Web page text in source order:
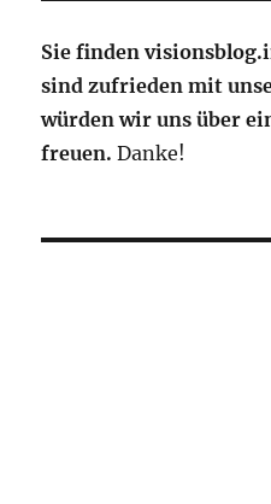
Sie finden
sind zufrieden mit
würden wir uns über
freuen. Danke!